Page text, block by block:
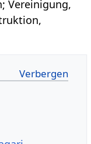
Vereinigung,